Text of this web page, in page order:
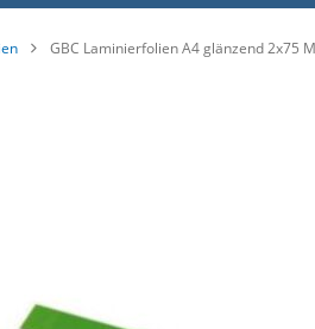
GBC Laminierfolien A4 glänzend 2x75